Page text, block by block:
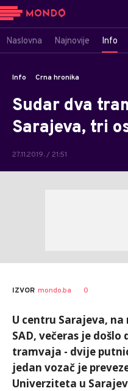
Naslovna Najnovije Info
Info Crna hronika
Sudar dva
Sarajeva, tri
27.11.2019. / 21:51
IZVOR mondo.ba 0
U centru Sarajeva,
SAD, večeras je
tramvaja - dvije
jedan vozač je
Univerziteta u